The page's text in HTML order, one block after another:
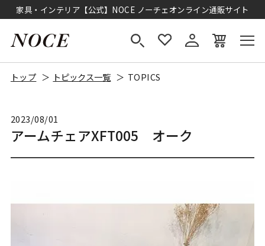
家具・インテリア【公式】NOCE ノーチェオンライン通販サイト
トップ トピックス一覧 TOPICS
2023/08/01
アームチェアXFT005 オーク